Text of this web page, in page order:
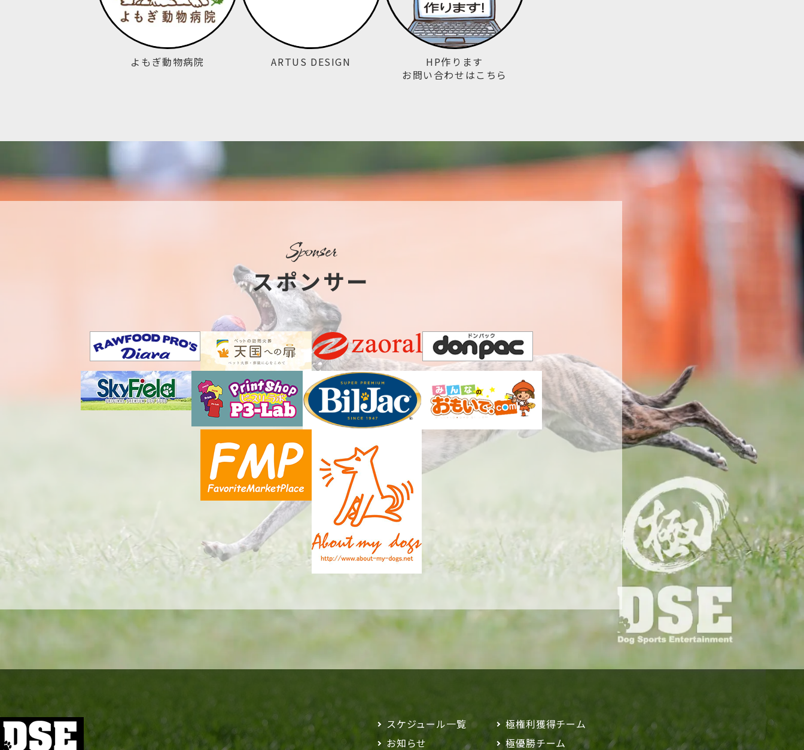
よもぎ動物病院 ARTUS DESIGN
HP作ります
お問い合わせはこちら
スポンサー
sponser
スケジュール一覧
お知らせ
極権利獲得チーム
極優勝チーム